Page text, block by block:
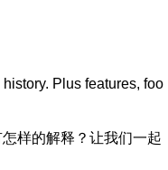
Plus features, foo
样的解释？让我们一起